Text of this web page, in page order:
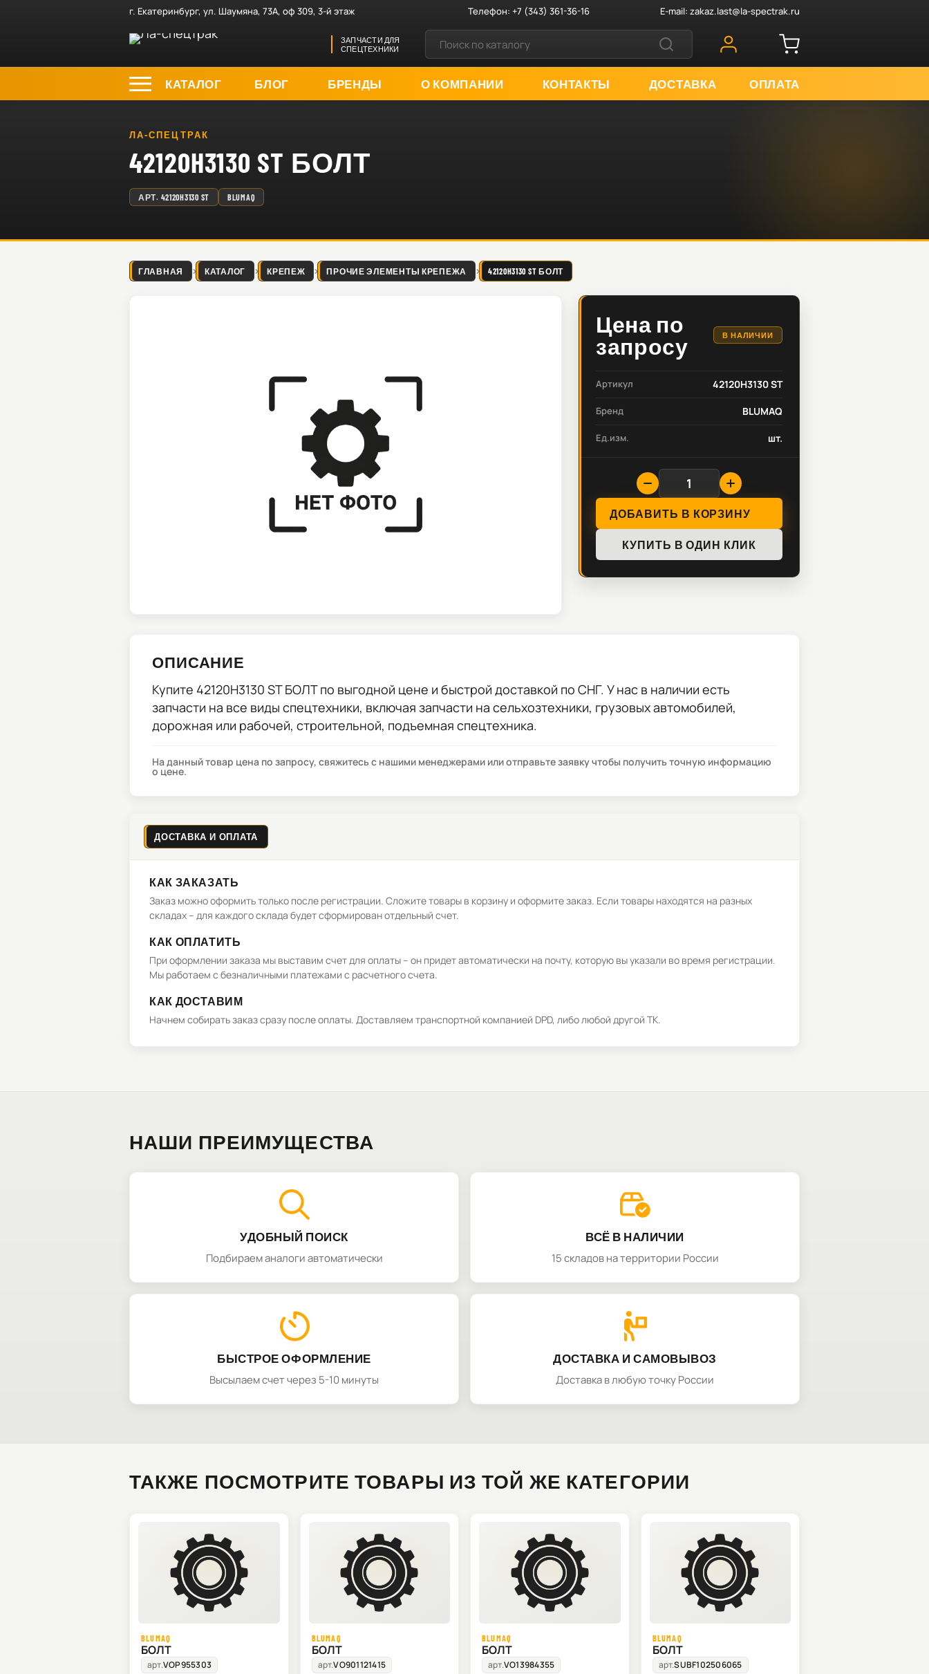
г. Екатеринбург, ул. Шаумяна, 73А, оф 309, 3-й этаж Телефон:+7 (343) 361-36-16 E-mail: zakaz.last@la-spectrak.ru
ЗАПЧАСТИ ДЛЯ
СПЕЦТЕХНИКИ
КАТАЛОГ БЛОГ БРЕНДЫ О КОМПАНИИ КОНТАКТЫ ДОСТАВКА ОПЛАТА
ЛА-СПЕЦТРАК
42120H3130 ST БОЛТ
АРТ. 42120H3130 ST BLUMAQ
ГЛАВНАЯ КАТАЛОГ КРЕПЕЖ ПРОЧИЕ ЭЛЕМЕНТЫ КРЕПЕЖА 42120H3130 ST БОЛТ
Цена по
запросу
В НАЛИЧИИ
Артикул 42120H3130 ST
Бренд BLUMAQ
Ед.изм. шт.
ДОБАВИТЬ В КОРЗИНУ
КУПИТЬ В ОДИН КЛИК
ОПИСАНИЕ
Купите 42120H3130 ST БОЛТпо выгодной цене и быстрой доставкой по СНГ. У нас в наличии есть
запчасти на все виды спецтехники, включая запчасти на сельхозтехники, грузовых автомобилей,
дорожная или рабочей, строительной, подъемная спецтехника.
На данный товар цена по запросу, свяжитесь с нашими менеджерами или отправьте заявку чтобы получить точную информацию
о цене.
ДОСТАВКА И ОПЛАТА
КАК ЗАКАЗАТЬ
Заказ можно оформить только после регистрации. Сложите товары в корзину и оформите заказ. Если товары находятся на разных
складах – для каждого склада будет сформирован отдельный счет.
КАК ОПЛАТИТЬ
При оформлении заказа мы выставим счет для оплаты – он придет автоматически на почту, которую вы указали во время регистрации.
Мы работаем с безналичными платежами с расчетного счета.
КАК ДОСТАВИМ
Начнем собирать заказ сразу после оплаты. Доставляем транспортной компанией DPD, либо любой другой ТК.
НАШИ ПРЕИМУЩЕСТВА
УДОБНЫЙ ПОИСК
Подбираем аналоги автоматически
ВСЁ В НАЛИЧИИ
15 складов на территории России
БЫСТРОЕ ОФОРМЛЕНИЕ
Высылаем счет через 5-10 минуты
ДОСТАВКА И САМОВЫВОЗ
Доставка в любую точку России
ТАКЖЕ ПОСМОТРИТЕ ТОВАРЫ ИЗ ТОЙ ЖЕ КАТЕГОРИИ
BLUMAQ
БОЛТ
арт.VOP955303
BLUMAQ
БОЛТ
арт.VO901121415
BLUMAQ
БОЛТ
арт.VO13984355
BLUMAQ
БОЛТ
арт.SUBF102506065